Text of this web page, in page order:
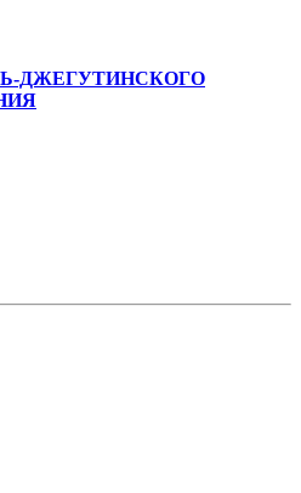
ДЖЕГУТИНСКОГО